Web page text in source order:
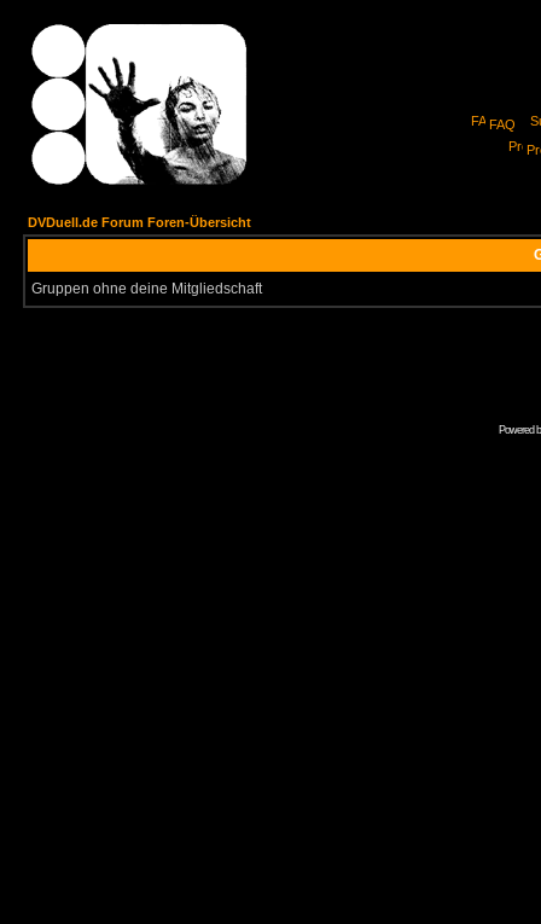
FAQ
DVDuell.de Forum Foren-Übersicht
Gruppen ohne deine Mitgliedschaft
Powered